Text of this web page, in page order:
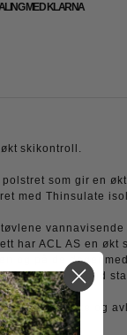
MED KLARNA
skikontroll.
som gir en
med Thinsulate
har ACL AS en økt
og på de dager
fleks med god
bedre støtte og